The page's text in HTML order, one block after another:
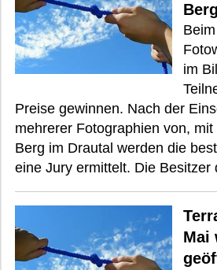
im
Preise gewinnen. Nach der
mehrerer Fotographien von,
Berg im Drautal werden die
eine Jury ermittelt. Die Besitzer
Mai